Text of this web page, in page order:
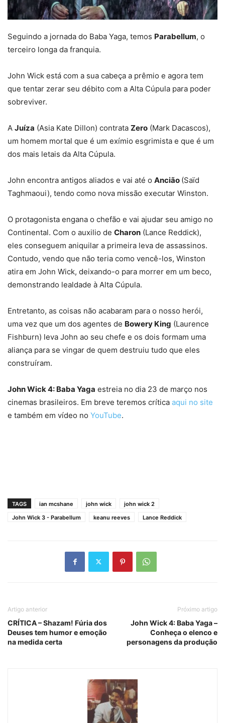
Seguindo a jornada do Baba Yaga, temos Parabellum, o
terceiro longa da franquia.
John Wick está com a sua cabeça a prêmio e agora tem
que tentar zerar seu débito com a Alta Cúpula para poder
sobreviver.
A Juíza (Asia Kate Dillon) contrata Zero (Mark Dacascos),
um homem mortal que é um exímio esgrimista e que é um
dos mais letais da Alta Cúpula.
John encontra antigos aliados e vai até o Ancião (Saïd
Taghmaoui), tendo como nova missão executar Winston.
O protagonista engana o chefão e vai ajudar seu amigo no
Continental. Com o auxilio de Charon (Lance Reddick),
eles conseguem aniquilar a primeira leva de assassinos.
Contudo, vendo que não teria como vencê-los, Winston
atira em John Wick, deixando-o para morrer em um beco,
demonstrando lealdade à Alta Cúpula.
Entretanto, as coisas não acabaram para o nosso herói,
uma vez que um dos agentes de Bowery King (Laurence
Fishburn) leva John ao seu chefe e os dois formam uma
aliança para se vingar de quem destruiu tudo que eles
construíram.
John Wick 4: Baba Yaga estreia no dia 23 de março nos
cinemas brasileiros. Em breve teremos crítica aqui no site
e também em vídeo no YouTube.
TAGS ian mcshane john wick
john wick 2
John Wick 3 - Parabellum
keanu reeves Lance Reddick
Artigo anterior
CRÍTICA – Shazam! Fúria dos
Deuses tem humor e emoção
na medida certa
Próximo artigo
John Wick 4: Baba Yaga –
Conheça o elenco e
personagens da produção